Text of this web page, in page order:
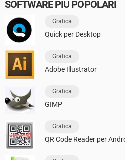
SOFTWARE PIÙ POPOLARI
Grafica
Quick per Desktop
Grafica
Adobe Illustrator
Grafica
GIMP
Grafica
QR Code Reader per